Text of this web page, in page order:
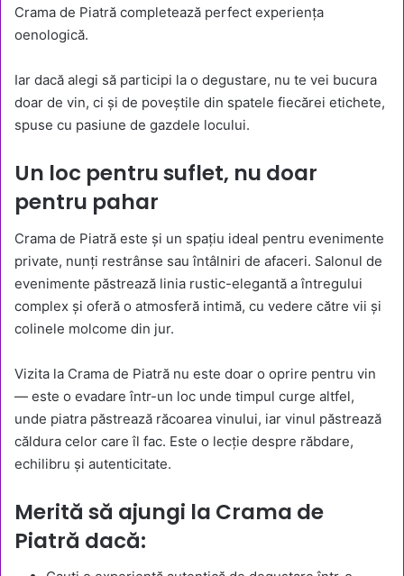
Crama de Piatră completează perfect experiența
oenologică.
Iar dacă alegi să participi la o degustare, nu te vei bucura
doar de vin, ci și de poveștile din spatele fiecărei etichete,
spuse cu pasiune de gazdele locului.
Un loc pentru suflet, nu doar
pentru pahar
Crama de Piatră este și un spațiu ideal pentru evenimente
private, nunți restrânse sau întâlniri de afaceri. Salonul de
evenimente păstrează linia rustic-elegantă a întregului
complex și oferă o atmosferă intimă, cu vedere către vii și
colinele molcome din jur.
Vizita la Crama de Piatră nu este doar o oprire pentru vin
— este o evadare într-un loc unde timpul curge altfel,
unde piatra păstrează răcoarea vinului, iar vinul păstrează
căldura celor care îl fac. Este o lecție despre răbdare,
echilibru și autenticitate.
Merită să ajungi la Crama de
Piatră dacă: